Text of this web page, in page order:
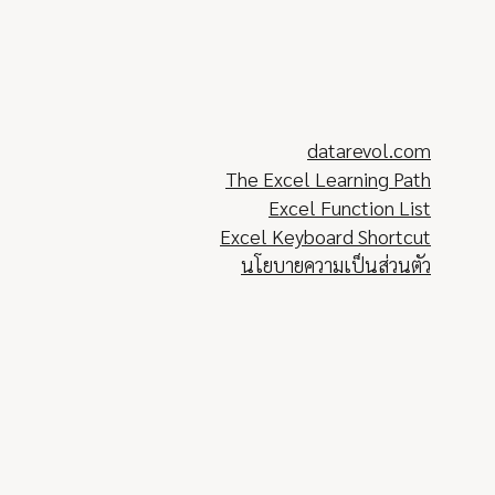
datarevol.com
The Excel Learning Path
Excel Function List
Excel Keyboard Shortcut
นโยบายความเป็นส่วนตัว